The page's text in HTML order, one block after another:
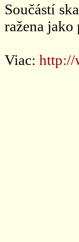
Součástí
ražena
Viac: http://